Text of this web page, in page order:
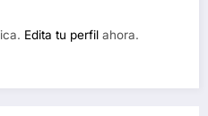
Edita tu perfil ahora.